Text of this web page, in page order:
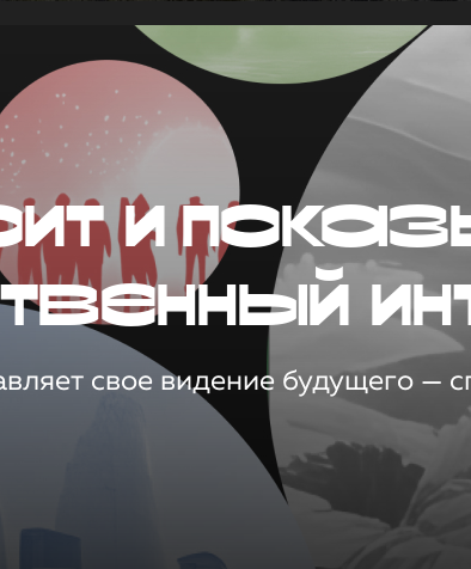
и
свое видение будущего —